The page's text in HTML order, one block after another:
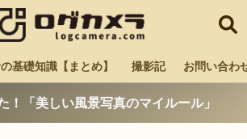
基礎知識【まとめ】 撮影記 お問い合わ
！「美しい風景写真のマイルール」